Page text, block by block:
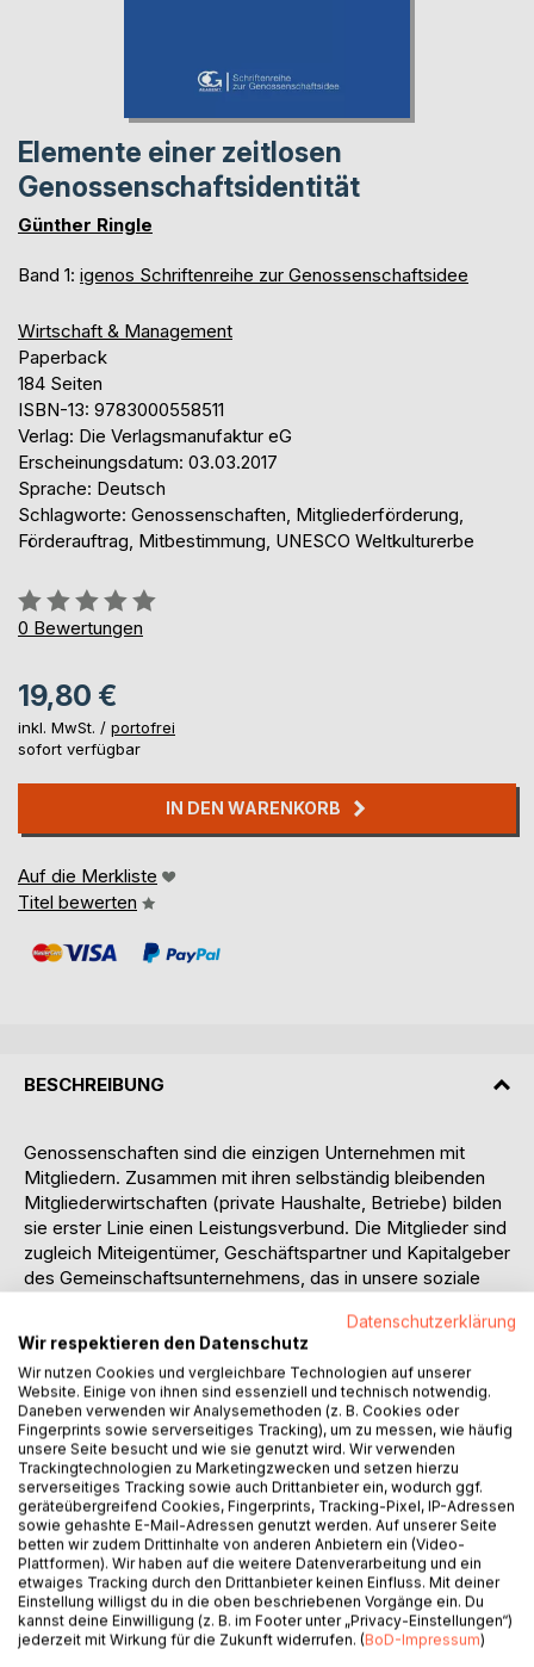
Elemente einer zeitlosen
Genossenschaftsidentität
Günther Ringle
Band 1: igenos Schriftenreihe zur Genossenschaftsidee
Wirtschaft & Management
Paperback
184 Seiten
ISBN-13: 9783000558511
Verlag: Die Verlagsmanufaktur eG
Erscheinungsdatum: 03.03.2017
Sprache: Deutsch
Schlagworte: Genossenschaften, Mitgliederförderung,
Förderauftrag, Mitbestimmung, UNESCO Weltkulturerbe
Bewertung::
0%
0 Bewertungen
19,80 €
inkl. MwSt. / portofrei
sofort verfügbar
IN DEN WARENKORB
Auf die Merkliste
Titel bewerten
BESCHREIBUNG
Genossenschaften sind die einzigen Unternehmen mit
Mitgliedern. Zusammen mit ihren selbständig bleibenden
Mitgliederwirtschaften (private Haushalte, Betriebe) bilden
sie erster Linie einen Leistungsverbund. Die Mitglieder sind
zugleich Miteigentümer, Geschäftspartner und Kapitalgeber
des Gemeinschaftsunternehmens, das in unsere soziale
Unternehmen in nichtgenossenschaftlichen Rechtformen
steht.
Daraus entsteht ein Spannungsfeld zwischen den
Herausforderungen des Marktes, den Mitgliederinteressen
und neuerdings zunehmend den Unterstützungsbelangen
der umgebenden Zivilgesellschaft.
Dessen eingedenk hat sich jede Genossenschaft als
Vorteilsgemeinschaft zu verstehen, der dauerhaft
aufgetragen ist, ihre Mitglieder typisch-spezifisch zu
fördern. In dieser Verpflichtung, alles zu tun, um den
Nutzen für ihre Mitglieder zu mehren, erkennen wir das
exklusive Identitätsmerkmal einer jeder Genossenschaft.
Alles, was der Bedürfnislage und den Wünschen der
Mitglieder entspricht oder ihnen darüber hinaus letztlich
Datenschutzerklärung
Wir respektieren den Datenschutz
Wir nutzen Cookies und vergleichbare Technologien auf unserer
Website. Einige von ihnen sind essenziell und technisch notwendig.
Daneben verwenden wir Analysemethoden (z. B. Cookies oder
Fingerprints sowie serverseitiges Tracking), um zu messen, wie häufig
unsere Seite besucht und wie sie genutzt wird. Wir verwenden
Trackingtechnologien zu Marketingzwecken und setzen hierzu
serverseitiges Tracking sowie auch Drittanbieter ein, wodurch ggf.
geräteübergreifend Cookies, Fingerprints, Tracking-Pixel, IP-Adressen
sowie gehashte E-Mail-Adressen genutzt werden. Auf unserer Seite
betten wir zudem Drittinhalte von anderen Anbietern ein (Video-
Plattformen). Wir haben auf die weitere Datenverarbeitung und ein
etwaiges Tracking durch den Drittanbieter keinen Einfluss. Mit deiner
Einstellung willigst du in die oben beschriebenen Vorgänge ein. Du
kannst deine Einwilligung (z. B. im Footer unter „Privacy-Einstellungen“)
jederzeit mit Wirkung für die Zukunft widerrufen. (BoD-Impressum)